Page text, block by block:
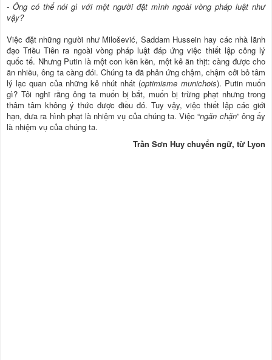
- Ông có thể nói gì với một người đặt mình ngoài vòng pháp luật như
vậy?
Việc đặt những người như Milošević, Saddam Hussein hay các nhà lãnh
đạo Triều Tiên ra ngoài vòng pháp luật đáp ứng việc thiết lập công lý
quốc tế. Nhưng Putin là một con kền kền, một kẻ ăn thịt: càng được cho
ăn nhiều, ông ta càng đói. Chúng ta đã phản ứng chậm, chậm cởi bỏ tâm
lý lạc quan của những kẻ nhút nhát (optimisme munichois). Putin muốn
gì? Tôi nghĩ rằng ông ta muốn bị bắt, muốn bị trừng phạt nhưng trong
thâm tâm không ý thức được điều đó. Tuy vậy, việc thiết lập các giới
hạn, đưa ra hình phạt là nhiệm vụ của chúng ta. Việc “ngăn chặn” ông ấy
là nhiệm vụ của chúng ta.
Trần Sơn Huy chuyển ngữ, từ Lyon